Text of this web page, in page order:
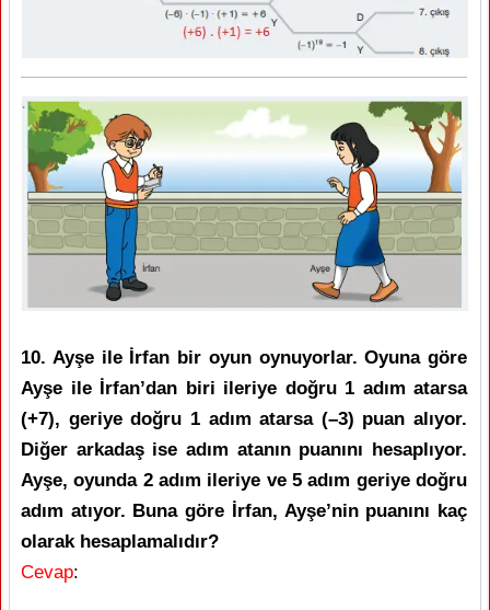
10. Ayşe ile İrfan bir oyun oynuyorlar. Oyuna göre
Ayşe ile İrfan’dan biri ileriye doğru 1 adım atarsa
(+7), geriye doğru 1 adım atarsa (–3) puan alıyor.
Diğer arkadaş ise adım atanın puanını hesaplıyor.
Ayşe, oyunda 2 adım ileriye ve 5 adım geriye doğru
adım atıyor. Buna göre İrfan, Ayşe’nin puanını kaç
olarak hesaplamalıdır?
Cevap: